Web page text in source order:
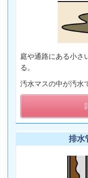
庭や通路にある小さ
る。
汚水マスの中が汚水
排水